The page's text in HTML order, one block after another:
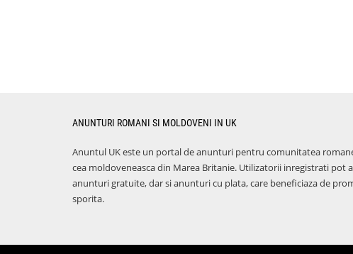
ANUNTURI ROMANI SI MOLDOVENI IN UK
Anuntul UK este un portal de anunturi pentru comunitatea
cea moldoveneasca din Marea Britanie. Utilizatorii inregistrati pot
anunturi gratuite, dar si anunturi cu plata, care beneficiaza de
sporita.